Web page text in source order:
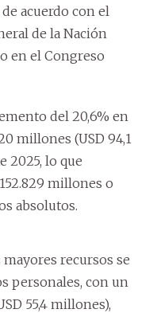
acuerdo con el
de la Nación
en el Congreso
del 20,6% en
millones (USD 94,1
2025, lo que
millones o
absolutos.
recursos se
personales, con un
55,4 millones),